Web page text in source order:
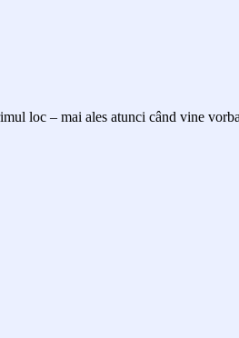
loc – mai ales atunci când vine